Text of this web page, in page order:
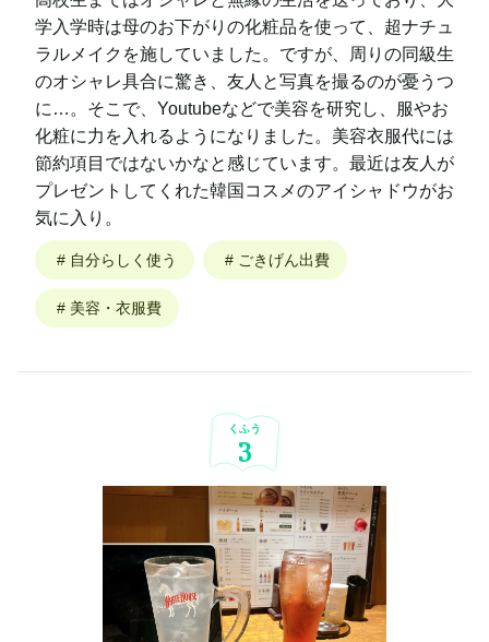
学入学時は母のお下がりの化粧品を使って、超ナチュ
ラルメイクを施していました。ですが、周りの同級生
のオシャレ具合に驚き、友人と写真を撮るのが憂うつ
に…。そこで、Youtubeなどで美容を研究し、服やお
化粧に力を入れるようになりました。美容衣服代には
節約項目ではないかなと感じています。最近は友人が
プレゼントしてくれた韓国コスメのアイシャドウがお
気に入り。
# 自分らしく使う # ごきげん出費
# 美容・衣服費
くふう
3